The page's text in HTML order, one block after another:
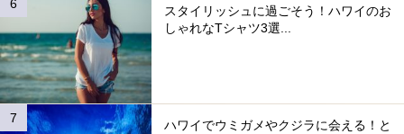
スタイリッシュに過ごそう！ハワイのお
しゃれなTシャツ3選...
ハワイでウミガメやクジラに会える！と